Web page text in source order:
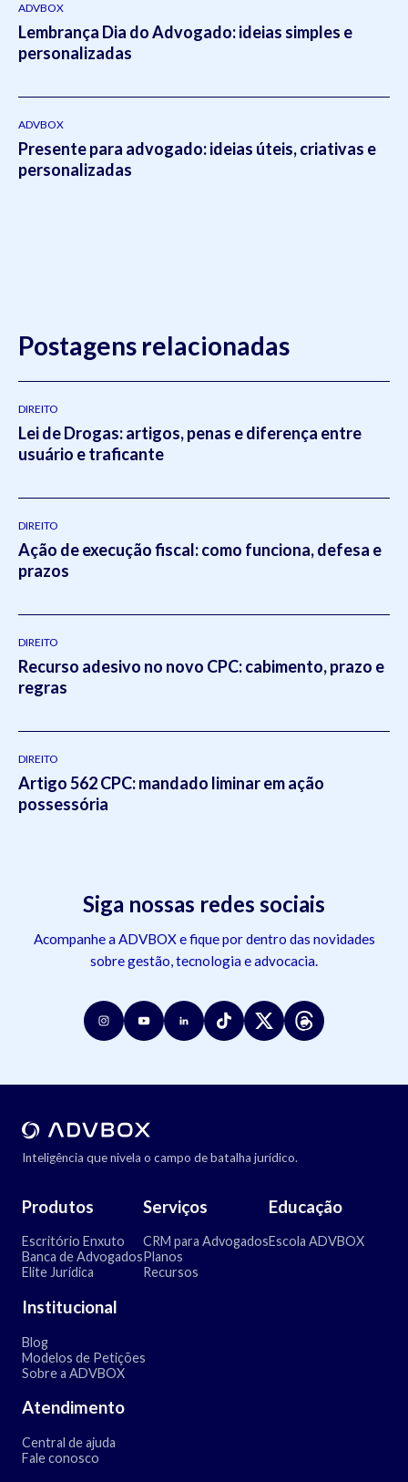
ADVBOX
Lembrança Dia do Advogado: ideias simples e
personalizadas
ADVBOX
Presente para advogado: ideias úteis, criativas e
personalizadas
Postagens relacionadas
DIREITO
Lei de Drogas: artigos, penas e diferença entre
usuário e traficante
DIREITO
Ação de execução fiscal: como funciona, defesa e
prazos
DIREITO
Recurso adesivo no novo CPC: cabimento, prazo e
regras
DIREITO
Artigo 562 CPC: mandado liminar em ação
possessória
Siga nossas redes sociais
Acompanhe a ADVBOX e fique por dentro das novidades
sobre gestão, tecnologia e advocacia.
Inteligência que nivela o campo de batalha jurídico.
Produtos
Escritório Enxuto
Banca de Advogados
Elite Jurídica
Serviços
CRM para Advogados
Planos
Recursos
Educação
Escola ADVBOX
Institucional
Blog
Modelos de Petições
Sobre a ADVBOX
Atendimento
Central de ajuda
Fale conosco